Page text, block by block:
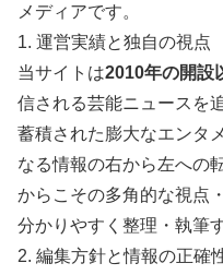
メディアです。
1. 運営実績と独自の視点
当サイトは2010年の開設
信される芸能ニュースを
蓄積された膨大なエンタ
なる情報の右から左への
からこその多角的な視点
分かりやすく整理・執筆
2. 編集方針と情報の正確